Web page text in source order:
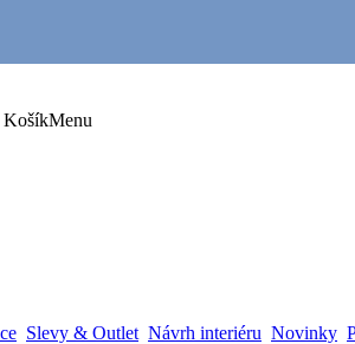
KošíkMenu
Slevy & Outlet Návrh interiéru Novinky